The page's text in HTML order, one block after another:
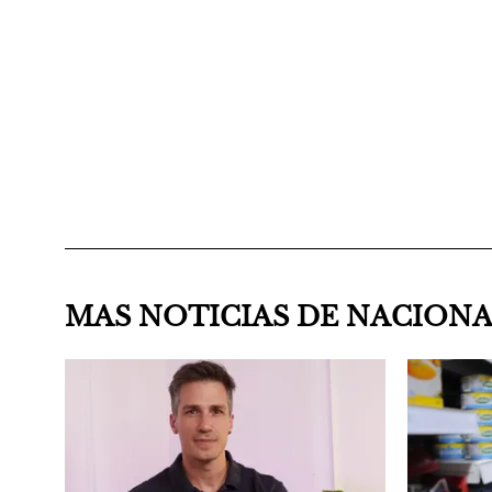
MAS NOTICIAS DE